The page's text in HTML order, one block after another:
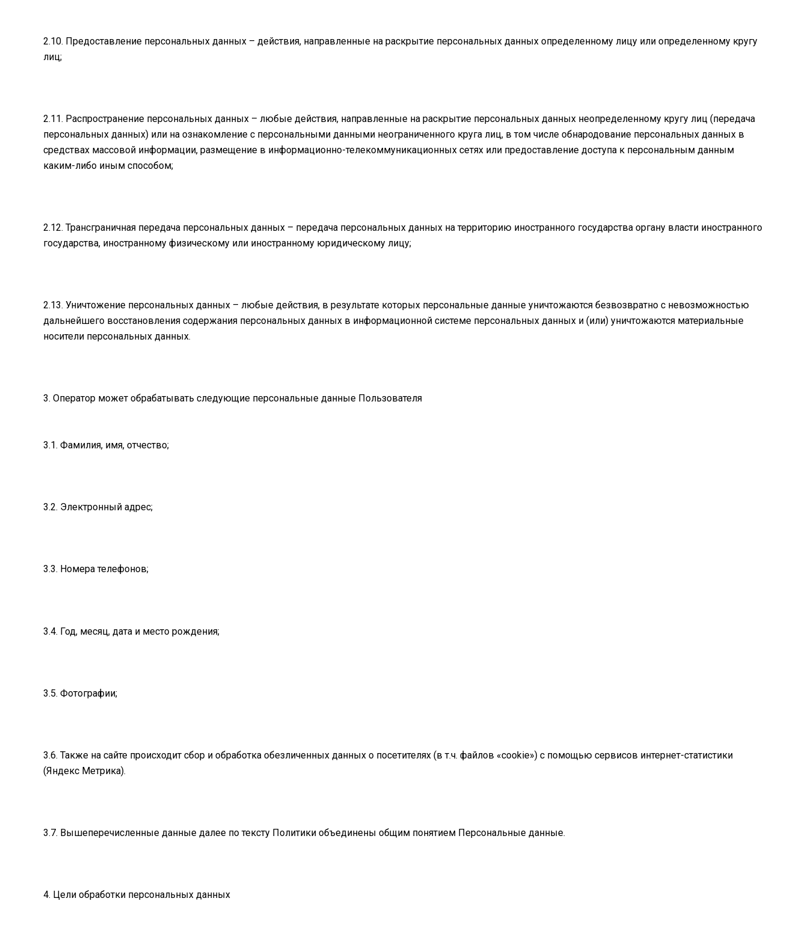
2.10. Предоставление персональных данных – действия, направленные на раскрытие персональных данных определенному лицу или определенному кругу
лиц;
2.11. Распространение персональных данных – любые действия, направленные на раскрытие персональных данных неопределенному кругу лиц (передача
персональных данных) или на ознакомление с персональными данными неограниченного круга лиц, в том числе обнародование персональных данных в
средствах массовой информации, размещение в информационно-телекоммуникационных сетях или предоставление доступа к персональным данным
каким-либо иным способом;
2.12. Трансграничная передача персональных данных – передача персональных данных на территорию иностранного государства органу власти иностранного
государства, иностранному физическому или иностранному юридическому лицу;
2.13. Уничтожение персональных данных – любые действия, в результате которых персональные данные уничтожаются безвозвратно с невозможностью
дальнейшего восстановления содержания персональных данных в информационной системе персональных данных и (или) уничтожаются материальные
носители персональных данных.
3. Оператор может обрабатывать следующие персональные данные Пользователя
3.1. Фамилия, имя, отчество;
3.2. Электронный адрес;
3.3. Номера телефонов;
3.4. Год, месяц, дата и место рождения;
3.5. Фотографии;
3.6. Также на сайте происходит сбор и обработка обезличенных данных о посетителях (в т.ч. файлов «cookie») с помощью сервисов интернет-статистики
(Яндекс Метрика).
3.7. Вышеперечисленные данные далее по тексту Политики объединены общим понятием Персональные данные.
4. Цели обработки персональных данных